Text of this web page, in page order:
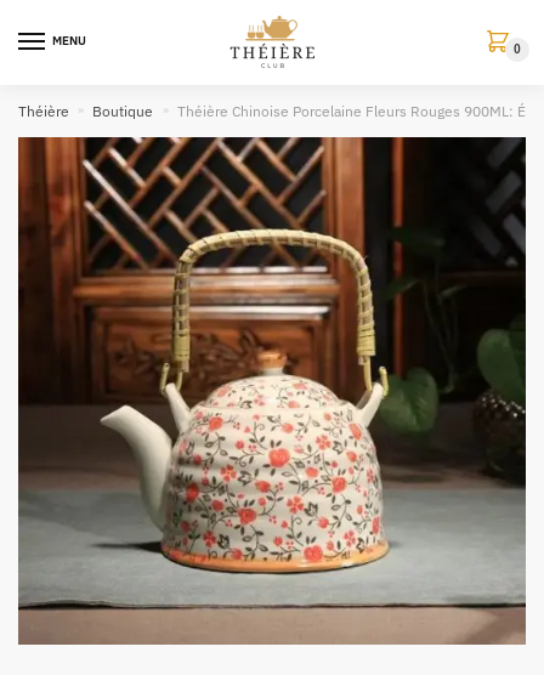
MENU
0
Théière » Boutique Théière Chinoise Porcelaine Fleurs Rouges 900ML: